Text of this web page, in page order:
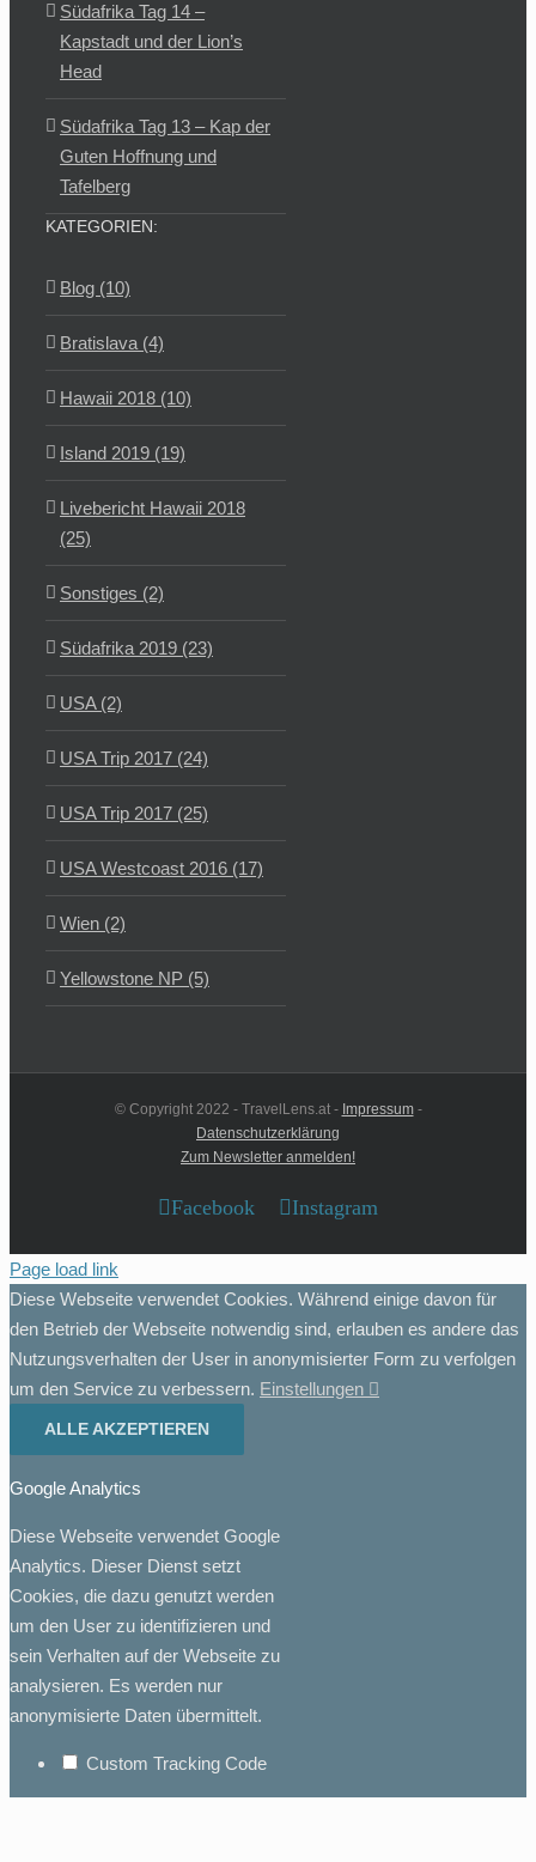
Südafrika Tag 14 –
Kapstadt und der Lion’s
Head
Südafrika Tag 13 – Kap der
Guten Hoffnung und
Tafelberg
KATEGORIEN:
Blog (10)
Bratislava (4)
Hawaii 2018 (10)
Island 2019 (19)
Livebericht Hawaii 2018
(25)
Sonstiges (2)
Südafrika 2019 (23)
USA (2)
USA Trip 2017 (24)
USA Trip 2017 (25)
USA Westcoast 2016 (17)
Wien (2)
Yellowstone NP (5)
© Copyright 2022 - TravelLens.at - Impressum-
Datenschutzerklärung
Zum Newsletter anmelden!
Facebook Instagram
Page load link
Diese Webseite verwendet Cookies. Während einige davon für
den Betrieb der Webseite notwendig sind, erlauben es andere das
Nutzungsverhalten der User in anonymisierter Form zu verfolgen
um den Service zu verbessern. Einstellungen
ALLE AKZEPTIEREN
Google Analytics
Diese Webseite verwendet Google
Analytics. Dieser Dienst setzt
Cookies, die dazu genutzt werden
um den User zu identifizieren und
sein Verhalten auf der Webseite zu
analysieren. Es werden nur
anonymisierte Daten übermittelt.
Custom Tracking Code